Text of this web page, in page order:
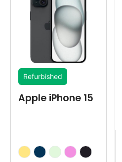
Refurbished
Apple iPhone 15